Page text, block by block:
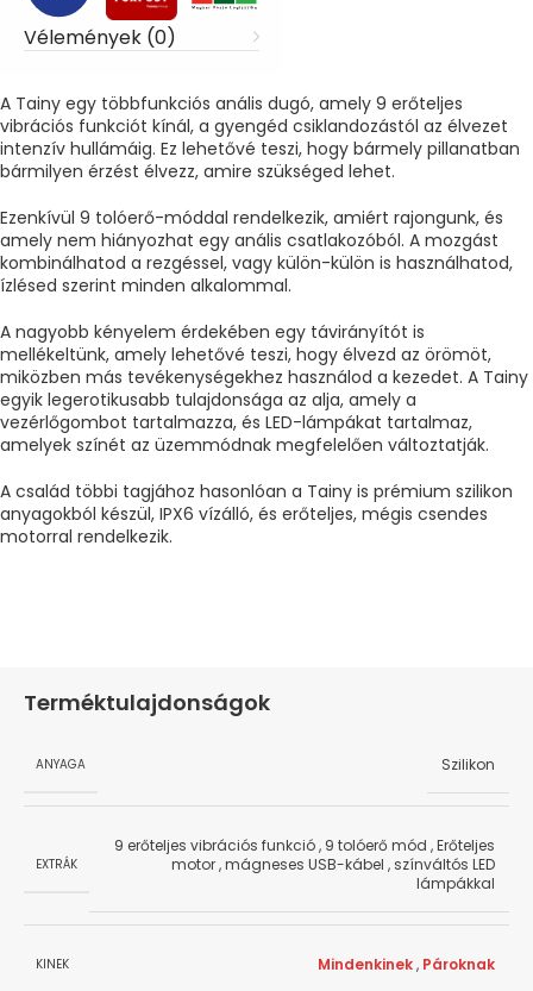
Vélemények (0)
A Tainy egy többfunkciós anális dugó, amely 9 erőteljes
vibrációs funkciót kínál, a gyengéd csiklandozástól az élvezet
intenzív hullámáig. Ez lehetővé teszi, hogy bármely pillanatban
bármilyen érzést élvezz, amire szükséged lehet.
Ezenkívül 9 tolóerő-móddal rendelkezik, amiért rajongunk, és
amely nem hiányozhat egy anális csatlakozóból. A mozgást
kombinálhatod a rezgéssel, vagy külön-külön is használhatod,
ízlésed szerint minden alkalommal.
A nagyobb kényelem érdekében egy távirányítót is
mellékeltünk, amely lehetővé teszi, hogy élvezd az örömöt,
miközben más tevékenységekhez használod a kezedet. A Tainy
egyik legerotikusabb tulajdonsága az alja, amely a
vezérlőgombot tartalmazza, és LED-lámpákat tartalmaz,
amelyek színét az üzemmódnak megfelelően változtatják.
A család többi tagjához hasonlóan a Tainy is prémium szilikon
anyagokból készül, IPX6 vízálló, és erőteljes, mégis csendes
motorral rendelkezik.
Terméktulajdonságok
ANYAGA Szilikon
EXTRÁK
9 erőteljes vibrációs funkció, 9 tolóerő mód ,Erőteljes
motor,mágneses USB-kábel ,színváltós LED
lámpákkal
KINEK Mindenkinek, Pároknak